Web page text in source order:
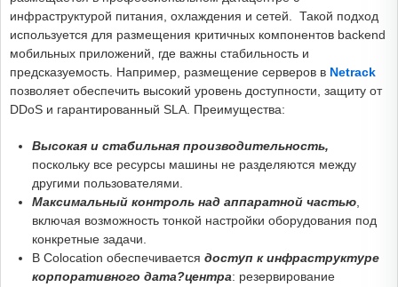
инфраструктурой питания, охлаждения и сетей. Такой подход
используется для размещения критичных компонентов backend
мобильных приложений, где важны стабильность и
предсказуемость. Например, размещение серверов в Netrack
позволяет обеспечить высокий уровень доступности, защиту от
DDoS и гарантированный SLA. Преимущества:
Высокая и стабильная производительность,
поскольку все ресурсы машины не разделяются между
другими пользователями.
Максимальный контроль над аппаратной частью
включая возможность тонкой настройки оборудования под
конкретные задачи.
В Colocation обеспечивается доступ к инфраструктуре
корпоративного дата?центра: резервирование